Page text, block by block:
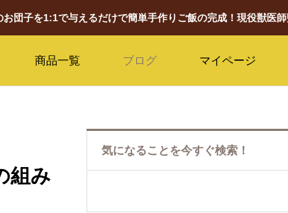
団子を1:1で与えるだけで簡単手作りご飯の完成！現役獣医
商品一覧 ブログ マイページ
組み
気になることを今すぐ検索！